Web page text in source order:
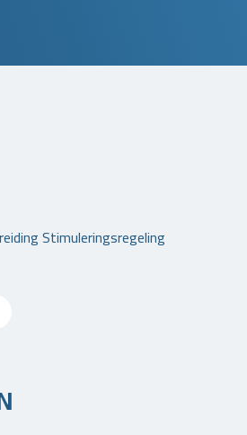
Stimuleringsregeling